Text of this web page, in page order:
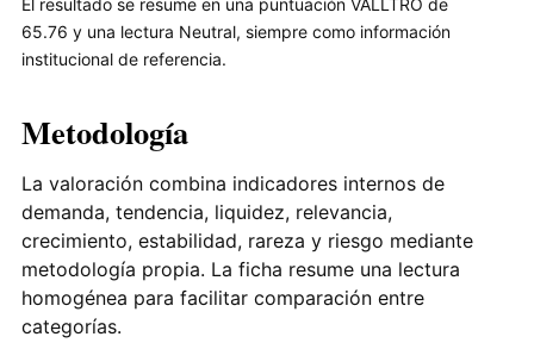
65.76 y una lectura Neutral, siempre como información
institucional de referencia.
Metodología
La valoración combina indicadores internos de
demanda, tendencia, liquidez, relevancia,
crecimiento, estabilidad, rareza y riesgo mediante
metodología propia. La ficha resume una lectura
homogénea para facilitar comparación entre
categorías.